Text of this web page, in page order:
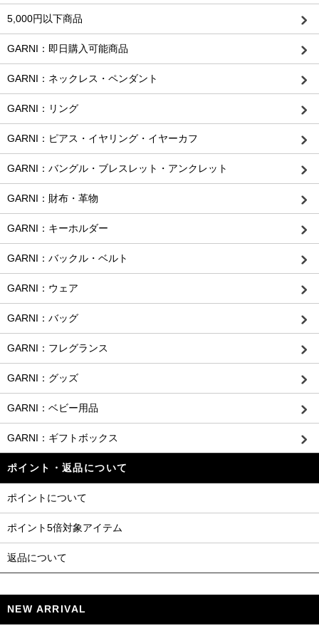
5,000円以下商品
GARNI：即日購入可能商品
GARNI：ネックレス・ペンダント
GARNI：リング
GARNI：ピアス・イヤリング・イヤーカフ
GARNI：バングル・ブレスレット・アンクレット
GARNI：財布・革物
GARNI：キーホルダー
GARNI：バックル・ベルト
GARNI：ウェア
GARNI：バッグ
GARNI：フレグランス
GARNI：グッズ
GARNI：ベビー用品
GARNI：ギフトボックス
ポイント・返品について
ポイントについて
ポイント5倍対象アイテム
返品について
NEW ARRIVAL